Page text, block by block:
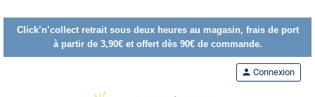
Click’n’collect retrait sous deux heures au magasin, frais de port
à partir de 3,90€ et offert dès 90€ de commande.
person Connexion